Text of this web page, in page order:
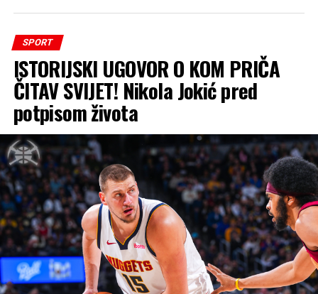
SPORT
ISTORIJSKI UGOVOR O KOM PRIČA
ČITAV SVIJET! Nikola Jokić pred
potpisom života